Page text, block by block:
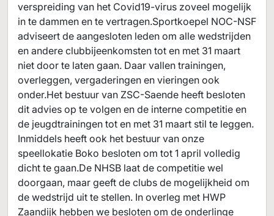
verspreiding van het Covid19-virus zoveel mogelijk
in te dammen en te vertragen.Sportkoepel NOC-NSF
adviseert de aangesloten leden om alle wedstrijden
en andere clubbijeenkomsten tot en met 31 maart
niet door te laten gaan. Daar vallen trainingen,
overleggen, vergaderingen en vieringen ook
onder.Het bestuur van ZSC-Saende heeft besloten
dit advies op te volgen en de interne competitie en
de jeugdtrainingen tot en met 31 maart stil te leggen.
Inmiddels heeft ook het bestuur van onze
speellokatie Boko besloten om tot 1 april volledig
dicht te gaan.De NHSB laat de competitie wel
doorgaan, maar geeft de clubs de mogelijkheid om
de wedstrijd uit te stellen. In overleg met HWP
Zaandijk hebben we besloten om de onderlinge